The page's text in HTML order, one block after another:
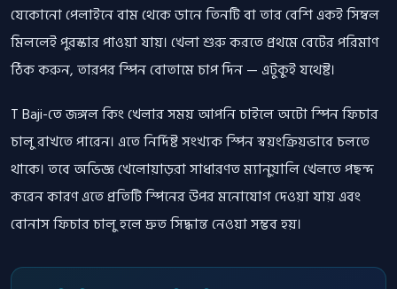
যেকোনো পেলাইনে বাম থেকে ডানে তিনটি বা তার বেশি একই সিম্বল
মিললেই পুরস্কার পাওয়া যায়। খেলা শুরু করতে প্রথমে বেটের পরিমাণ
ঠিক করুন, তারপর স্পিন বোতামে চাপ দিন — এটুকুই যথেষ্ট।
T Baji-তে জঙ্গল কিং খেলার সময় আপনি চাইলে অটো স্পিন ফিচার
চালু রাখতে পারেন। এতে নির্দিষ্ট সংখ্যক স্পিন স্বয়ংক্রিয়ভাবে চলতে
থাকে। তবে অভিজ্ঞ খেলোয়াড়রা সাধারণত ম্যানুয়ালি খেলতে পছন্দ
করেন কারণ এতে প্রতিটি স্পিনের উপর মনোযোগ দেওয়া যায় এবং
বোনাস ফিচার চালু হলে দ্রুত সিদ্ধান্ত নেওয়া সম্ভব হয়।